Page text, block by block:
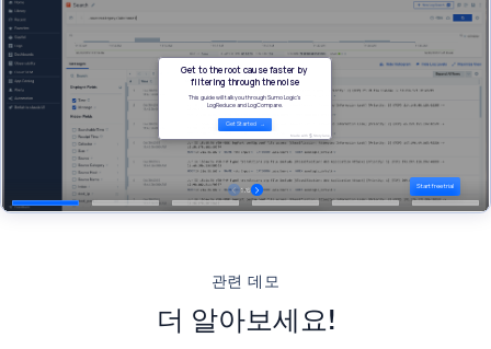
독자 알고리즘, 머신러닝 및 생성형 AI
지능형 보안 운영
SIEM
위협을 더 빠르게 발견하고 더 똑똑하게 대응
보안을 위한 로그
강력한 로그 가시성으로 클라우드 보안 강화
모니터링 및 문제 해결
포괄적인 가시성으로 탐지 및 해결
관련 데모
더 알아보세요!